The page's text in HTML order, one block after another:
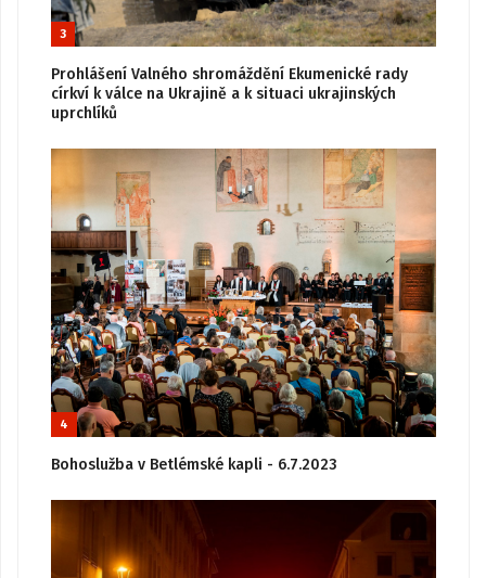
3
Prohlášení Valného shromáždění Ekumenické rady
církví k válce na Ukrajině a k situaci ukrajinských
uprchlíků
4
Bohoslužba v Betlémské kapli - 6.7.2023